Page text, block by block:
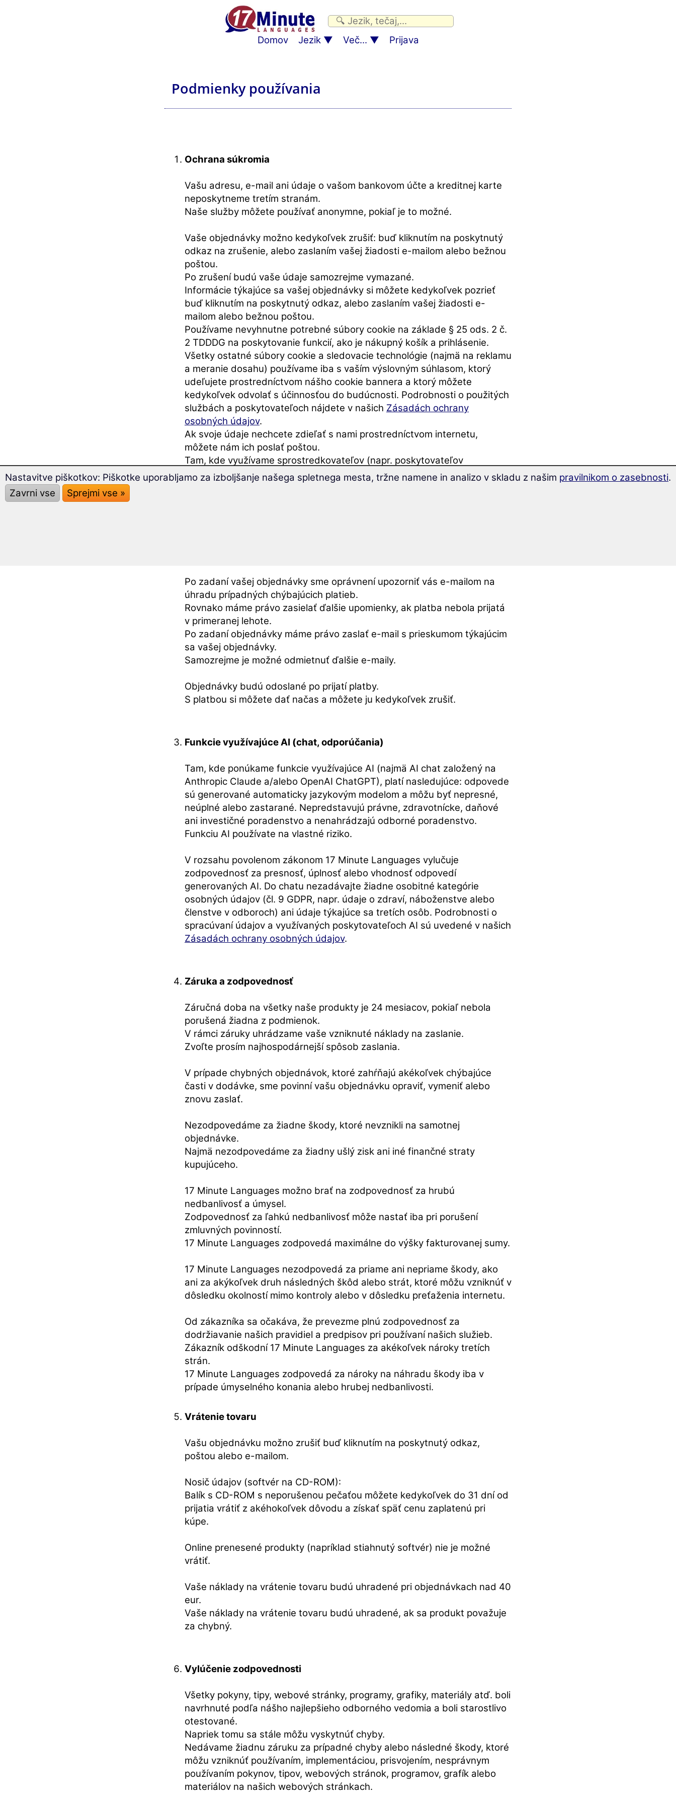
Domov Jezik Več... Prijava
Podmienky používania
Ochrana súkromia
Vašu adresu, e-mail ani údaje o vašom bankovom účte a kreditnej karte
neposkytneme tretím stranám.
Naše služby môžete používať anonymne, pokiaľ je to možné.
Vaše objednávky možno kedykoľvek zrušiť: buď kliknutím na poskytnutý
odkaz na zrušenie, alebo zaslaním vašej žiadosti e-mailom alebo bežnou
poštou.
Po zrušení budú vaše údaje samozrejme vymazané.
Informácie týkajúce sa vašej objednávky si môžete kedykoľvek pozrieť
buď kliknutím na poskytnutý odkaz, alebo zaslaním vašej žiadosti e-
mailom alebo bežnou poštou.
Používame nevyhnutne potrebné súbory cookie na základe § 25 ods. 2 č.
2 TDDDG na poskytovanie funkcií, ako je nákupný košík a prihlásenie.
Všetky ostatné súbory cookie a sledovacie technológie (najmä na reklamu
a meranie dosahu) používame iba s vaším výslovným súhlasom, ktorý
udeľujete prostredníctvom nášho cookie bannera a ktorý môžete
kedykoľvek odvolať s účinnosťou do budúcnosti. Podrobnosti o použitých
službách a poskytovateľoch nájdete v našich Zásadách ochrany
osobných údajov.
Ak svoje údaje nechcete zdieľať s nami prostredníctvom internetu,
môžete nám ich poslať poštou.
Tam, kde využívame sprostredkovateľov (napr. poskytovateľov
platobných služieb, poskytovateľov hostingu, poskytovateľov marketingu
a analytiky), sme s nimi uzavreli zmluvy o spracúvaní údajov podľa čl. 28
Po zadaní vašej objednávky sme oprávnení upozorniť vás e-mailom na
úhradu prípadných chýbajúcich platieb.
Rovnako máme právo zasielať ďalšie upomienky, ak platba nebola prijatá
v primeranej lehote.
Po zadaní objednávky máme právo zaslať e-mail s prieskumom týkajúcim
sa vašej objednávky.
Samozrejme je možné odmietnuť ďalšie e-maily.
Objednávky budú odoslané po prijatí platby.
S platbou si môžete dať načas a môžete ju kedykoľvek zrušiť.
Funkcie využívajúce AI (chat, odporúčania)
Tam, kde ponúkame funkcie využívajúce AI (najmä AI chat založený na
Anthropic Claude a/alebo OpenAI ChatGPT), platí nasledujúce: odpovede
sú generované automaticky jazykovým modelom a môžu byť nepresné,
neúplné alebo zastarané. Nepredstavujú právne, zdravotnícke, daňové
ani investičné poradenstvo a nenahrádzajú odborné poradenstvo.
Funkciu AI používate na vlastné riziko.
V rozsahu povolenom zákonom 17 Minute Languages vylučuje
zodpovednosť za presnosť, úplnosť alebo vhodnosť odpovedí
generovaných AI. Do chatu nezadávajte žiadne osobitné kategórie
osobných údajov (čl. 9 GDPR, napr. údaje o zdraví, náboženstve alebo
členstve v odboroch) ani údaje týkajúce sa tretích osôb. Podrobnosti o
spracúvaní údajov a využívaných poskytovateľoch AI sú uvedené v našich
Zásadách ochrany osobných údajov.
Záruka a zodpovednosť
Záručná doba na všetky naše produkty je 24 mesiacov, pokiaľ nebola
porušená žiadna z podmienok.
V rámci záruky uhrádzame vaše vzniknuté náklady na zaslanie.
Zvoľte prosím najhospodárnejší spôsob zaslania.
V prípade chybných objednávok, ktoré zahŕňajú akékoľvek chýbajúce
časti v dodávke, sme povinní vašu objednávku opraviť, vymeniť alebo
znovu zaslať.
Nezodpovedáme za žiadne škody, ktoré nevznikli na samotnej
objednávke.
Najmä nezodpovedáme za žiadny ušlý zisk ani iné finančné straty
kupujúceho.
17 Minute Languages možno brať na zodpovednosť za hrubú
nedbanlivosť a úmysel.
Zodpovednosť za ľahkú nedbanlivosť môže nastať iba pri porušení
zmluvných povinností.
17 Minute Languages zodpovedá maximálne do výšky fakturovanej sumy.
17 Minute Languages nezodpovedá za priame ani nepriame škody, ako
ani za akýkoľvek druh následných škôd alebo strát, ktoré môžu vzniknúť v
dôsledku okolností mimo kontroly alebo v dôsledku preťaženia internetu.
Od zákazníka sa očakáva, že prevezme plnú zodpovednosť za
dodržiavanie našich pravidiel a predpisov pri používaní našich služieb.
Zákazník odškodní 17 Minute Languages za akékoľvek nároky tretích
strán.
17 Minute Languages zodpovedá za nároky na náhradu škody iba v
prípade úmyselného konania alebo hrubej nedbanlivosti.
Vrátenie tovaru
Vašu objednávku možno zrušiť buď kliknutím na poskytnutý odkaz,
poštou alebo e-mailom.
Nosič údajov (softvér na CD-ROM):
Balík s CD-ROM s neporušenou pečaťou môžete kedykoľvek do 31 dní od
prijatia vrátiť z akéhokoľvek dôvodu a získať späť cenu zaplatenú pri
kúpe.
Online prenesené produkty (napríklad stiahnutý softvér) nie je možné
vrátiť.
Vaše náklady na vrátenie tovaru budú uhradené pri objednávkach nad 40
eur.
Vaše náklady na vrátenie tovaru budú uhradené, ak sa produkt považuje
za chybný.
Vylúčenie zodpovednosti
Všetky pokyny, tipy, webové stránky, programy, grafiky, materiály atď. boli
navrhnuté podľa nášho najlepšieho odborného vedomia a boli starostlivo
otestované.
Napriek tomu sa stále môžu vyskytnúť chyby.
Nedávame žiadnu záruku za prípadné chyby alebo následné škody, ktoré
môžu vzniknúť používaním, implementáciou, prisvojením, nesprávnym
používaním pokynov, tipov, webových stránok, programov, grafík alebo
materiálov na našich webových stránkach.
Nastavitve piškotkov: Piškotke uporabljamo za izboljšanje našega spletnega mesta, tržne namene in analizo v skladu z našim pravilnikom o zasebnosti.
Zavrni vse
Sprejmi vse »